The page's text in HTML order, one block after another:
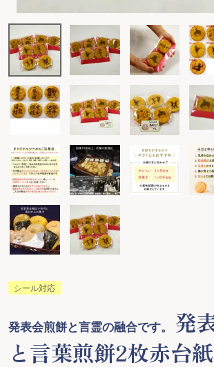
シール対応
発表会煎餅と言霊の融合です。
発
と言葉煎餅2枚赤台紙